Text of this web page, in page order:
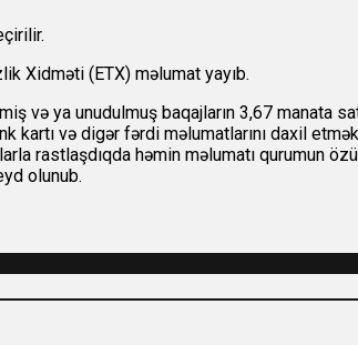
Xidməti (ETX) məlumat yayıb.
ya unudulmuş baqajların 3,67 manata
və digər fərdi məlumatlarını daxil
rastlaşdıqda həmin məlumatı qurumun
olunub.